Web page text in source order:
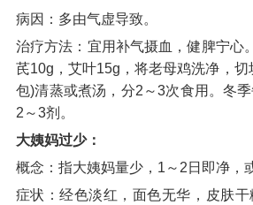
病因：多由气虚导致。
治疗方法：宜用补气摄血，健脾宁心
芪10g，艾叶15g，将老母鸡洗净，
包)清蒸或煮汤，分2～3次食用。冬
2～3剂。
大姨妈过少：
概念：指大姨妈量少，1～2日即净，
症状：经色淡红，面色无华，皮肤